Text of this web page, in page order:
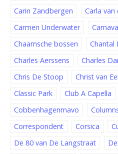
Carin Zandbergen
Carla van
Carmen Underwater
Chaamsche bossen
Chantal
Charles Aerssens
Charles
Chris De Stoop
Christ van
Classic Park
Club A Capella
Cobbenhagenmavo
Correspondent
Corsica
De 80 van De Langstraat